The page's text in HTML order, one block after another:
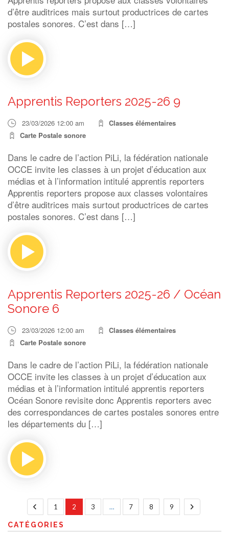
d’être auditrices mais surtout productrices de cartes
postales sonores. C’est dans […]
Apprentis Reporters 2025-26 9
23/03/2026 12:00 am
Classes élémentaires
Carte Postale sonore
Dans le cadre de l’action PiLi, la fédération nationale
OCCE invite les classes à un projet d’éducation aux
médias et à l’information intitulé apprentis reporters
Apprentis reporters propose aux classes volontaires
d’être auditrices mais surtout productrices de cartes
postales sonores. C’est dans […]
Apprentis Reporters 2025-26 / Océan
Sonore 6
23/03/2026 12:00 am
Classes élémentaires
Carte Postale sonore
Dans le cadre de l’action PiLi, la fédération nationale
OCCE invite les classes à un projet d’éducation aux
médias et à l’information intitulé apprentis reporters
Océan Sonore revisite donc Apprentis reporters avec
des correspondances de cartes postales sonores entre
les départements du […]
1 2 3 … 7 8 9
CATÉGORIES